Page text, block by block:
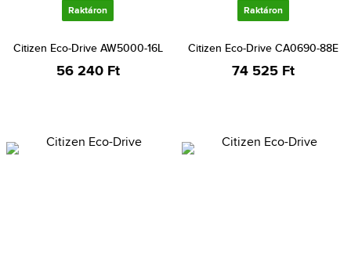
Raktáron
Citizen Eco-Drive AW5000-16L
56 240 Ft
Raktáron
Citizen Eco-Drive CA0690-88E
74 525 Ft